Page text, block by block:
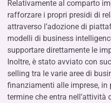
Relativamente al comparto
rafforzare i propri presidi di
attraverso l’adozione di
modelli di business
supportare direttamente le
Inoltre, è stato avviato con
selling tra le varie aree di
finanziamenti alle imprese,
termine che entra nell’attività